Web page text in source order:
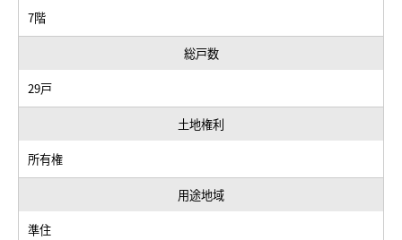
7階
総戸数
29戸
土地権利
所有権
用途地域
準住